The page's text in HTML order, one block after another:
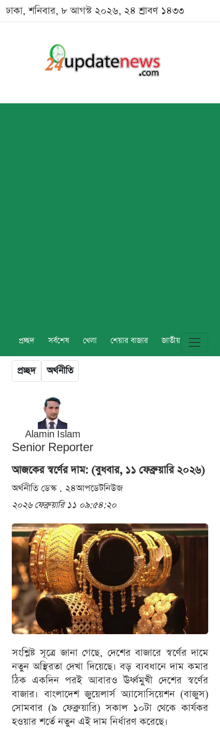
ঢাকা, শনিবার, ৮ আগস্ট ২০২৬, ২৪ শ্রাবণ ১৪৩৩
প্রচ্ছদ সর্বশেষ খেলা শেয়ার বাজার জাতীয় বিশ্ব
প্রচ্ছদ অর্থনীতি
Alamin Islam
Senior Reporter
আজকের স্বর্ণের দাম: (বুধবার, ১১ ফেব্রুয়ারি ২০২৬)
অর্থনীতি ডেস্ক . ২৪আপডেটনিউজ
২০২৬ ফেব্রুয়ারি ১১ ০৯:৫৪:২০
সংশ্লিষ্ট সূত্রে জানা গেছে, দেশের বাজারে স্বর্ণের দামে
নতুন অস্থিরতা দেখা দিয়েছে। বড় ব্যবধানে দাম কমার
ঠিক একদিন পরই আবারও ঊর্ধ্বমুখী দেশের স্বর্ণের
বাজার। বাংলাদেশ জুয়েলার্স অ্যাসোসিয়েশন (বাজুস)
সোমবার (৯ ফেব্রুয়ারি) সকাল ১০টা থেকে কার্যকর
হওয়ার শর্তে নতুন এই দাম নির্ধারণ করেছে।